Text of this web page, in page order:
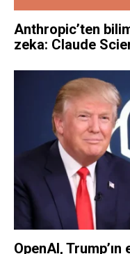
Anthropic’ten
zeka: Claude
OpenAI,